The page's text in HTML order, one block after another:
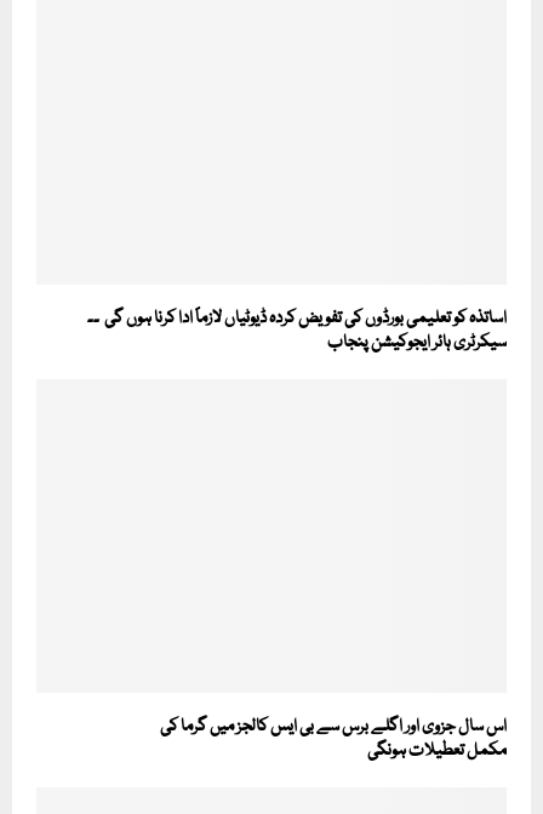
سیکرٹری ہائر ایجوکیشن پنجاب
اس سال جزوی اور اگلے برس سے بی ایس کالجز میں گرما کی
مکمل تعطیلات ہونگی